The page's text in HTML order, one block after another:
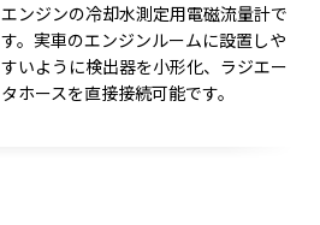
エンジンの冷却水測定用電磁流量計で
す。実車のエンジンルームに設置しや
すいように検出器を小形化、ラジエー
タホースを直接接続可能です。